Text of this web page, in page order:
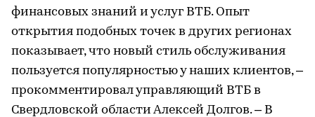
финансовых знаний и услуг ВТБ. Опыт
открытия подобных точек в других регионах
показывает, что новый стиль обслуживания
пользуется популярностью у наших клиентов, –
прокомментировал управляющий ВТБ в
Свердловской области Алексей Долгов. – В